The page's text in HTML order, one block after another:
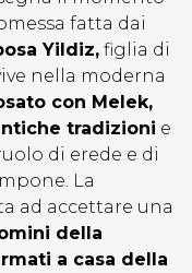
fatta dai
Yildiz, figlia di
nella moderna
con Melek,
tradizioni e
di erede e di
La
ad accettare una
della
a casa della